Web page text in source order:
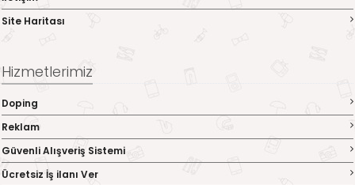
Site Haritası
Hizmetlerimiz
Doping
Reklam
Güvenli Alışveriş Sistemi
Ücretsiz İş ilanı Ver